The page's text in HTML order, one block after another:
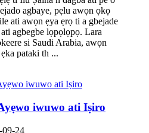
agbaye, pẹlu awọn ọkọ
ati awọn ẹya ẹrọ ti a gbejade
agbegbe lọpọlọpọ. Lara
si Saudi Arabia, awọn
pataki th ...
iwuwo ati Iṣiro
09-24